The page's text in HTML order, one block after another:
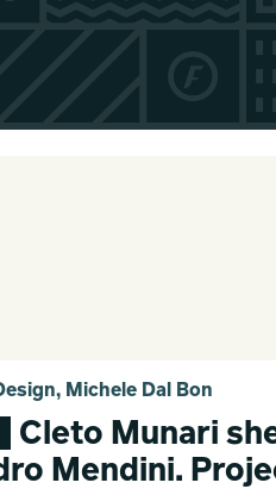
Michele Dal Bon
Cleto Munari
Mendini.